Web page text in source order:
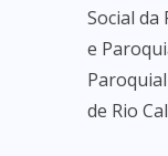
Social da
e
de Rio